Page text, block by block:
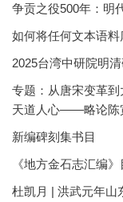
争贡之役500年：明
如何将任何文本语
2025台湾中研院明
专题：从唐宋变革
天道人心——略论陈
新编碑刻集书目
《地方金石志汇编
杜凯月 | 洪武元年山